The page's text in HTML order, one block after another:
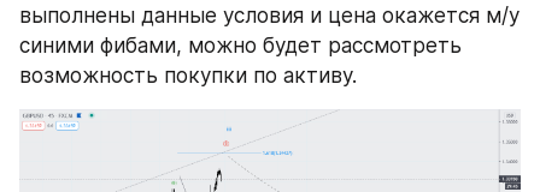
выполнены данные условия и цена окажется м/у
синими фибами, можно будет рассмотреть
возможность покупки по активу.